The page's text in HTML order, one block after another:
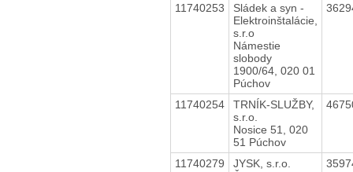
11740253
Sládek a syn -
Elektroinštalácie,
s.r.o
Námestie
slobody
1900/64, 020 01
Púchov
11740254
TRNÍK-SLUŽBY,
s.r.o.
Nosice 51, 020
51 Púchov
11740279
JYSK, s.r.o.